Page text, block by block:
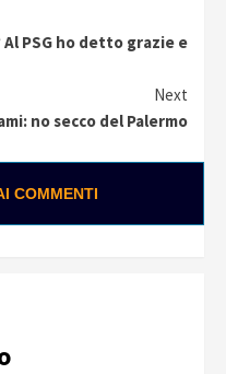
PSG ho detto grazie e
Next
no secco del Palermo
COMMENTI